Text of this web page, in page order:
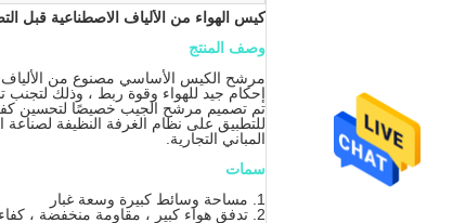
كيس الهواء من الألياف الاصطناعية قبل
وصف المنتج
مرشح الكيس الأساسي مصنوع من الألياف
إحكام جيد للهواء وقوة ربط ، وذلك لتجنب
تم تصميم مرشح الجيب خصيصًا لتحسين
للتطبيق على نظام الغرفة النظيفة لصناعة
المباني التجارية.
سمات
1. مساحة وسائط كبيرة وسعة غبار
2. تدفق هواء كبير ، مقاومة منخفضة ، كفاءة عالية